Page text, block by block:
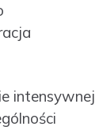
intensywnej